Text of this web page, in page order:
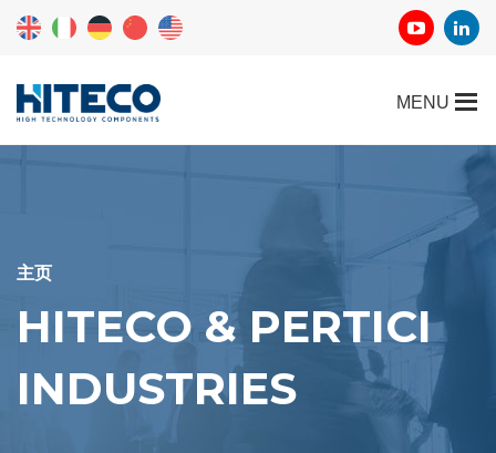
主页
HITECO & PERTICI
INDUSTRIES